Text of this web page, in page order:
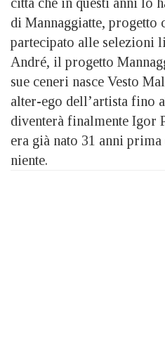
di Mannaggiatte, progetto
partecipato alle selezioni
André, il progetto
sue ceneri nasce Vesto
alter-ego dell’artista fino
diventerà finalmente Igor
era già nato 31 anni
niente.